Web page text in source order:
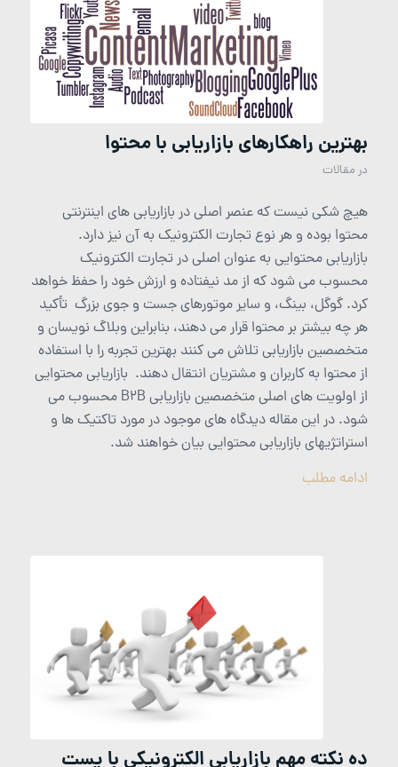
بهترین راهکارهای بازاریابی با محتوا
در مقالات
هیچ شکی نیست که عنصر اصلی در بازاریابی های اینترنتی
محتوا بوده و هر نوع تجارت الکترونیک به آن نیز دارد.
بازاریابی محتوایی به عنوان اصلی در تجارت الکترونیک
محسوب می شود که از مد نیفتاده و ارزش خود را حفظ خواهد
کرد. گوگل، بینگ، و سایر موتورهای جست و جوی بزرگ تأکید
هر چه بیشتر بر محتوا قرار می دهند، بنابراین وبلاگ نویسان و
متخصصین بازاریابی تلاش می کنند بهترین تجربه را با استفاده
از محتوا به کاربران و مشتریان انتقال دهند. بازاریابی محتوایی
از اولویت های اصلی متخصصین بازاریابی B2B محسوب می
شود. در این مقاله دیدگاه های موجود در مورد تاکتیک ها و
استراتژیهای بازاریابی محتوایی بیان خواهند شد.
ادامه مطلب
ده نکته مهم بازاریابی الکترونیکی با پست